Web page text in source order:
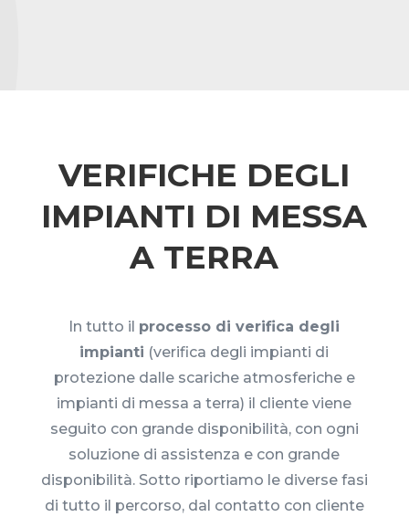
VERIFICHE DEGLI
IMPIANTI DI MESSA
A TERRA
In tutto il processo di verifica degli
impianti (verifica degli impianti di
protezione dalle scariche atmosferiche e
impianti di messa a terra) il cliente viene
seguito con grande disponibilità, con ogni
soluzione di assistenza e con grande
disponibilità. Sotto riportiamo le diverse fasi
di tutto il percorso, dal contatto con cliente